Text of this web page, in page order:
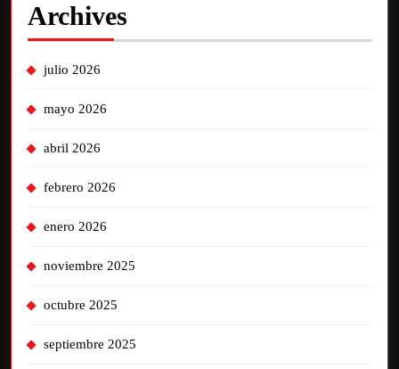
Archives
julio 2026
mayo 2026
abril 2026
febrero 2026
enero 2026
noviembre 2025
octubre 2025
septiembre 2025